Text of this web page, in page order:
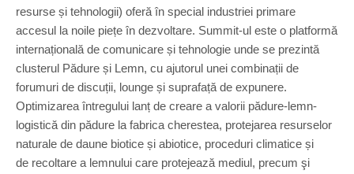
resurse și tehnologii) oferă în special industriei primare
accesul la noile piețe în dezvoltare. Summit-ul este o platformă
internațională de comunicare și tehnologie unde se prezintă
clusterul Pădure și Lemn, cu ajutorul unei combinații de
forumuri de discuții, lounge și suprafață de expunere.
Optimizarea întregului lanț de creare a valorii pădure-lemn-
logistică din pădure la fabrica cherestea, protejarea resurselor
naturale de daune biotice și abiotice, proceduri climatice și
de recoltare a lemnului care protejează mediul, precum şi